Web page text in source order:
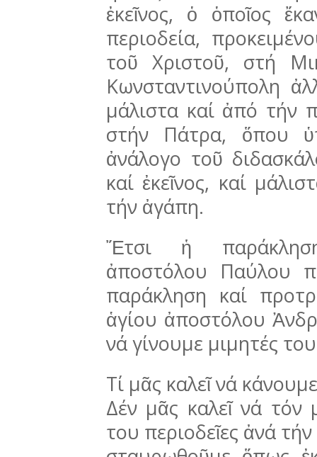
ἐκεῖνος, ὁ ὁποῖος
περιοδεία,
τοῦ Χριστοῦ, στή
Κωνστα­ντι­νούπολη
μάλιστα καί ἀπό τήν
στήν Πά­τρα, ὅπου
ἀνάλογο τοῦ
καί ἐκεῖνος, καί
τήν ἀγάπη.
Ἔτσι ἡ
ἀποστόλου Παύλου
παρά­κλη­ση καί
ἁγίου ἀποστόλου
νά γίνουμε μιμητές
Τί μᾶς καλεῖ νά
Δέν μᾶς κα­λεῖ νά τόν
του περιοδεῖες ἀνά